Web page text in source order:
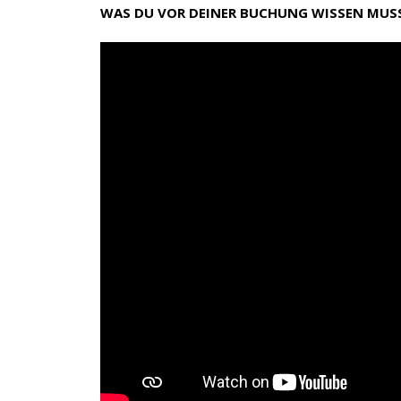
WAS DU VOR DEINER BUCHUNG WISSEN